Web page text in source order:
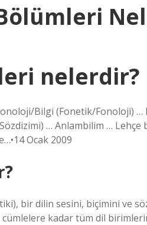
nelerdir?
Bilgi (Fonetik/Fonoloji)
… Anlambilim … Lehçe
Ocak 2009
bir dilin sesini, biçimini ve
kadar tüm dil